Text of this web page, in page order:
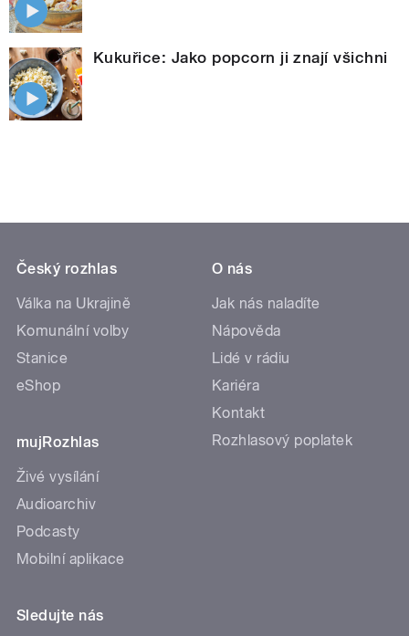
Kukuřice: Jako popcorn ji znají všichni
Český rozhlas
Válka na Ukrajině
Komunální volby
Stanice
eShop
mujRozhlas
Živé vysílání
Audioarchiv
Podcasty
Mobilní aplikace
O nás
Jak nás naladíte
Nápověda
Lidé v rádiu
Kariéra
Kontakt
Rozhlasový poplatek
Sledujte nás